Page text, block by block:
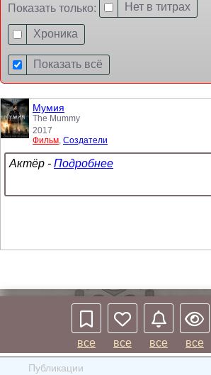
Показать только: Нет в титрах
Хроника
Показать всё
Мумия
The Mummy
2017
Фильм, Создатели
Актёр - Подробнее
все все все все
Публикации